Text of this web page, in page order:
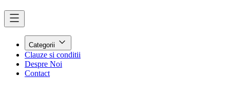
Categorii
Clauze si conditii
Despre Noi
Contact